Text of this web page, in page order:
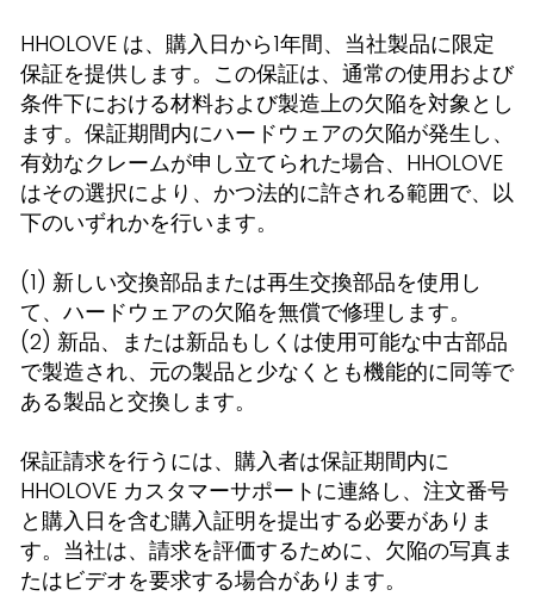
HHOLOVE は、購入日から1年間、当社製品に限定
保証を提供します。この保証は、通常の使用および
条件下における材料および製造上の欠陥を対象とし
ます。保証期間内にハードウェアの欠陥が発生し、
有効なクレームが申し立てられた場合、HHOLOVE
はその選択により、かつ法的に許される範囲で、以
下のいずれかを行います。
(1) 新しい交換部品または再生交換部品を使用し
て、ハードウェアの欠陥を無償で修理します。
(2) 新品、または新品もしくは使用可能な中古部品
で製造され、元の製品と少なくとも機能的に同等で
ある製品と交換します。
保証請求を行うには、購入者は保証期間内に
HHOLOVE カスタマーサポートに連絡し、注文番号
と購入日を含む購入証明を提出する必要がありま
す。当社は、請求を評価するために、欠陥の写真ま
たはビデオを要求する場合があります。